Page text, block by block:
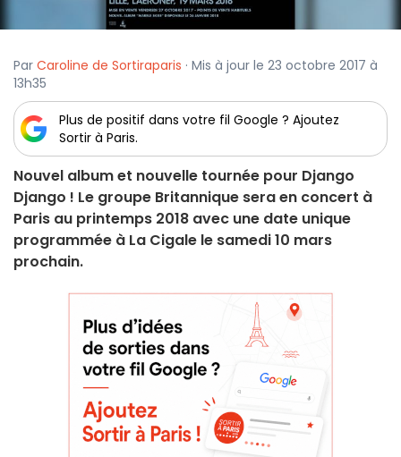
Par Caroline de Sortiraparis · Mis à jour le 23 octobre 2017 à
13h35
Plus de positif dans votre fil Google ? Ajoutez
Sortir à Paris.
Nouvel album et nouvelle tournée pour Django
Django ! Le groupe Britannique sera en concert à
Paris au printemps 2018 avec une date unique
programmée à La Cigale le samedi 10 mars
prochain.